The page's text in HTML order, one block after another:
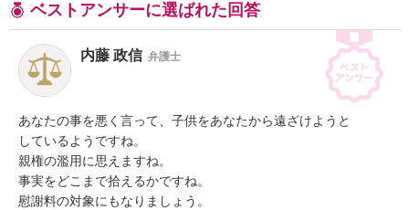
ベストアンサーに選ばれた回答
内藤 政信 弁護士
あなたの事を悪く言って、子供をあなたから遠ざけようと
しているようですね。
親権の濫用に思えますね。
事実をどこまで拾えるかですね。
慰謝料の対象にもなりましょう。